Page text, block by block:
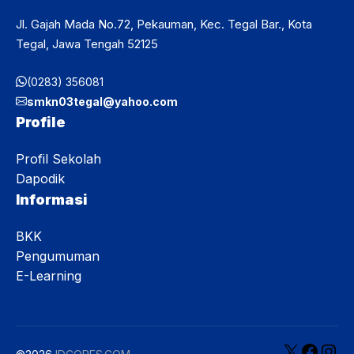
Jl. Gajah Mada No.72, Pekauman, Kec. Tegal Bar., Kota
Tegal, Jawa Tengah 52125
(0283) 356081
smkn03tegal@yahoo.com
Profile
Profil Sekolah
Dapodik
Informasi
BKK
Pengumuman
E-Learning